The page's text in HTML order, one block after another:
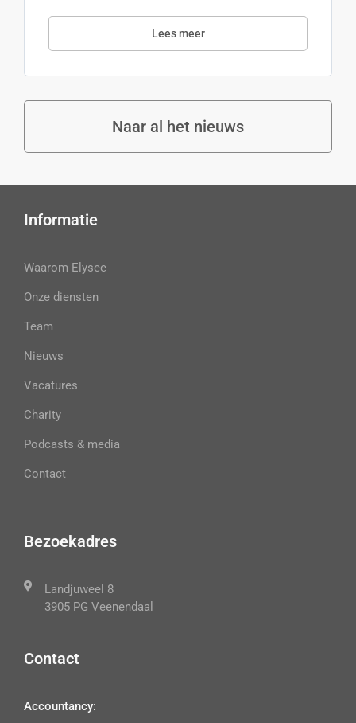
Lees meer
Naar al het nieuws
Informatie
Waarom Elysee
Onze diensten
Team
Nieuws
Vacatures
Charity
Podcasts & media
Contact
Bezoekadres
Landjuweel 8
3905 PG Veenendaal
Contact
Accountancy: